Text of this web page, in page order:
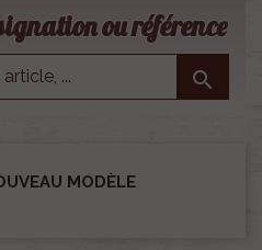
ou référence

MODÈLE